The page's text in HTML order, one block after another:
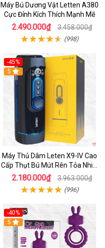
Máy Bú Dương Vật Letten A380
Cực Đỉnh Kích Thích Mạnh Mẽ
2.490.000₫ 3.458.000₫
(998)
-45%
Hot
5
Máy Thủ Dâm Leten X9-IV Cao
Cấp Thụt Bú Mút Rên Tỏa Nhiệt
Sạc Pin
2.180.000₫ 3.963.000₫
(996)
-40%
5